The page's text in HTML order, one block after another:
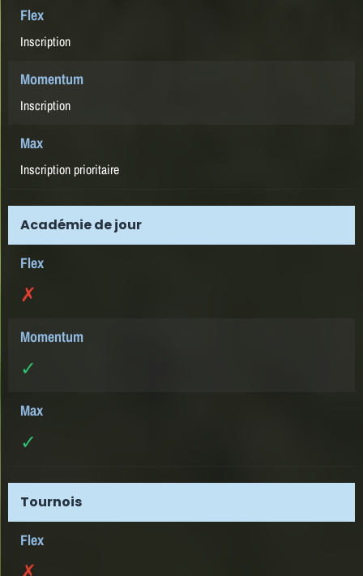
Inscription
Inscription
Inscription prioritaire
Académie de jour
✗
✓
✓
Tournois